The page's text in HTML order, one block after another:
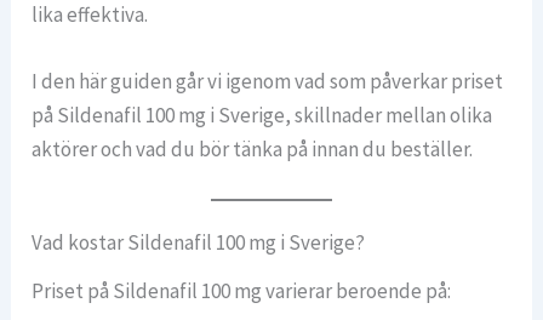
lika effektiva.
I den här guiden går vi igenom vad som påverkar priset
på Sildenafil 100 mg i Sverige, skillnader mellan olika
aktörer och vad du bör tänka på innan du beställer.
Vad kostar Sildenafil 100 mg i Sverige?
Priset på Sildenafil 100 mg varierar beroende på: